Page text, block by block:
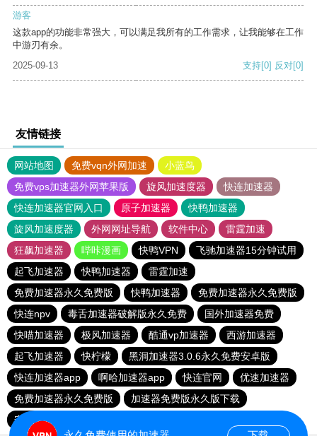
游客
这款app的功能非常强大，可以满足我所有的工作需求，让我能够在工作
中游刃有余。
2025-09-13
支持[0] 反对[0]
友情链接
网站地图 免费vqn外网加速
小蓝鸟
免费vps加速器外网苹果版
旋风加速度器
快连加速器
快连加速器官网入口
原子加速器
快鸭加速器
旋风加速度器
外网网址导航 软件中心
雷霆加速
狂飙加速器
哔咔漫画 快鸭VPN
飞驰加速器15分钟试用
起飞加速器
快鸭加速器
雷霆加速
免费加速器永久免费版
快鸭加速器
免费加速器永久免费版
快连npv
毒舌加速器破解版永久免费
国外加速器免费
快喵加速器
极风加速器 酷通vp加速器
西游加速器
起飞加速器
快柠檬
黑洞加速器3.0.6永久免费安卓版
快连加速器app
啊哈加速器app 快连官网
优速加速器
免费加速器永久免费版
加速器免费版永久版下载
安易加速器